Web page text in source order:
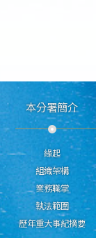
本分署簡介
緣起
組織架構
業務職掌
執法範圍
歷年重大事紀摘要